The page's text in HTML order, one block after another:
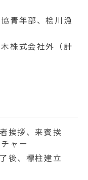
青年部、桧川漁
株式会社外（計
拶、来賓挨
ャー
後、標柱建立